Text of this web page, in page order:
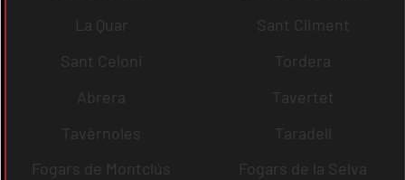
La Quar
Sant Climent
Sant Celoni
Tordera
Abrera
Tavertet
Tavèrnoles
Taradell
Fogars de Montclús
Fogars de la Selva